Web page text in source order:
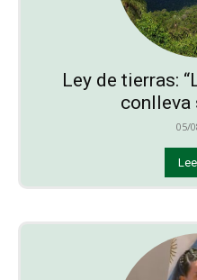
Ley de tierras:
conlleva
05/